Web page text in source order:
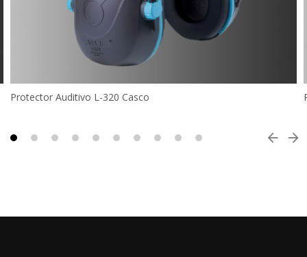
Protector Auditivo L-320 Casco